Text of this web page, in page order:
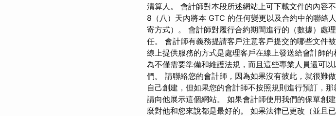
清算人。 會計師對本段所述網站上可下載文件的內容
8（八）天內將本 GTC 的任何變更以及合約中的聯絡
寄方式）。 會計師對履行合約期間進行的（數據）處
任。 會計師有義務提請客戶注意客戶提交的哪些文件
線上提供服務的方式是處理客戶在線上發送給會計師
為不僅需要準備和維護法規，而且這些專業人員還可
們。 請聯絡您的會計師，因為如果沒有彼此，就很難
自己創建，但如果您的會計師不按照規則進行預訂，
請向他展示這個網站。 如果會計師使用我們的保單創
麼對他和您來說都是最好的。 如果法律已更改（並且